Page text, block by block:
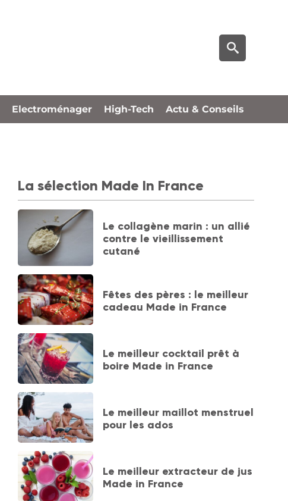
Electroménager High-Tech Actu & Conseils
La sélection Made In France
Le collagène marin : un allié
contre le vieillissement
cutané
Fêtes des pères : le meilleur
cadeau Made in France
Le meilleur cocktail prêt à
boire Made in France
Le meilleur maillot menstruel
pour les ados
Le meilleur extracteur de jus
Made in France